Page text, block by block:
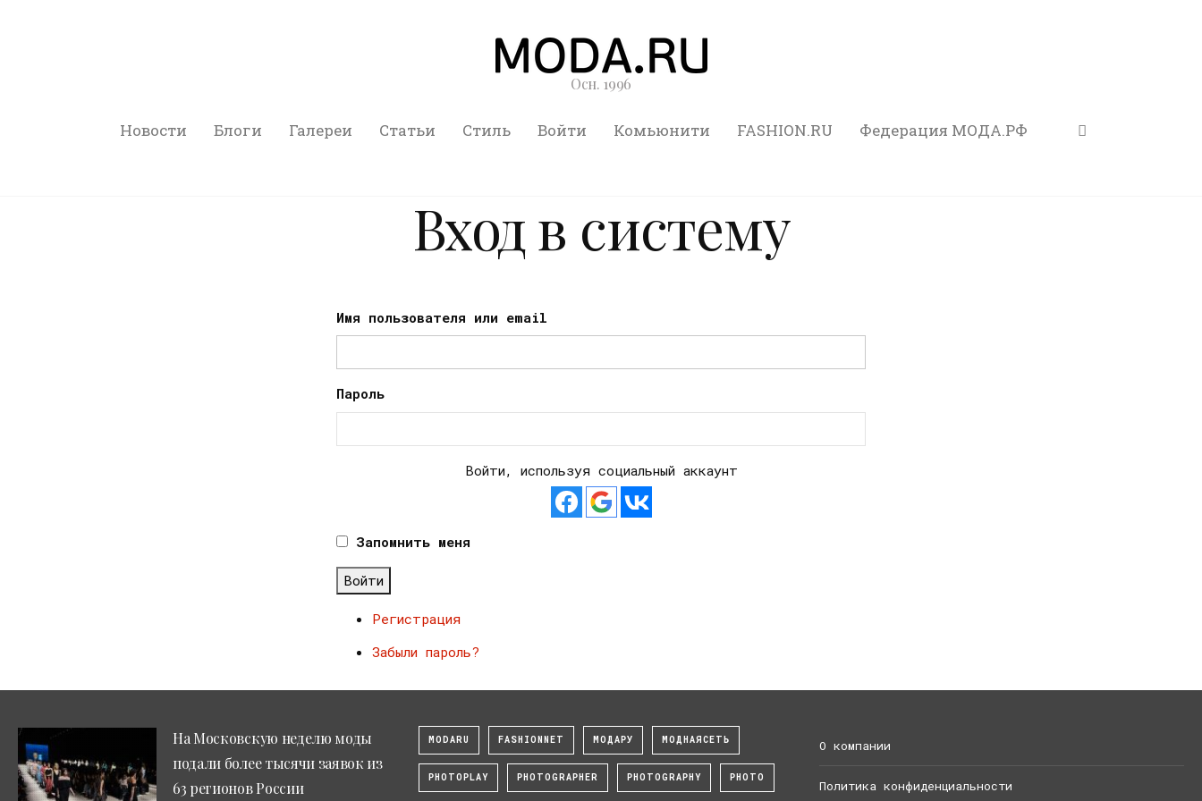
Осн. 1996
Новости Блоги Галереи Статьи Стиль Войти Комьюнити FASHION.RU Федерация МОДА.РФ
Вход в систему
Имя пользователя или email
Пароль
Войти, используя социальный аккаунт
Запомнить меня
Войти
Регистрация
Забыли пароль?
На Московскую неделю моды
подали более тысячи заявок из
63 регионов России
MODARU FASHIONNET МОДАРУ МОДНАЯСЕТЬ
PHOTOPLAY PHOTOGRAPHER PHOTOGRAPHY PHOTO
О компании
Политика конфиденциальности